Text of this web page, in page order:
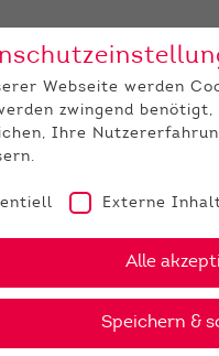
Webseite werden
zwingend benötigt,
Ihre
Externe
Alle
Speichern &